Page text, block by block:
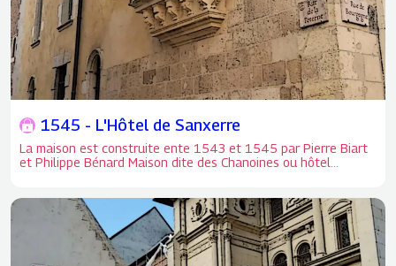
1545 - L'Hôtel de Sanxerre
La maison est construite ente 1543 et 1545 par Pierre Biart
et Philippe Bénard Maison dite des Chanoines ou hôtel